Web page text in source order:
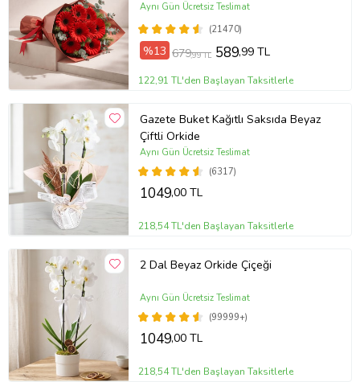
(21470)
Aynı Gün Ücretsiz Teslimat
%13 679,99 TL 589,99 TL
122,91 TL'den Başlayan Taksitlerle
Gazete Buket Kağıtlı Saksıda Beyaz
Çiftli Orkide
(6317)
Aynı Gün Ücretsiz Teslimat
1049,00 TL
218,54 TL'den Başlayan Taksitlerle
2 Dal Beyaz Orkide Çiçeği
(99999+)
Aynı Gün Ücretsiz Teslimat
1049,00 TL
218,54 TL'den Başlayan Taksitlerle